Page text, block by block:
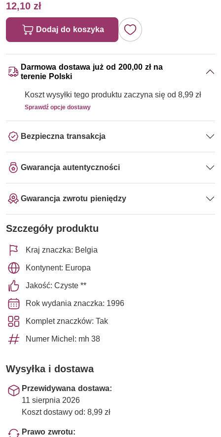
12,10 zł
Dodaj do koszyka
Darmowa dostawa już od 200,00 zł na
terenie Polski
Koszt wysyłki tego produktu zaczyna się od 8,99 zł
Sprawdź opcje dostawy
Bezpieczna transakcja
Gwarancja autentyczności
Gwarancja zwrotu pieniędzy
Szczegóły produktu
Kraj znaczka: Belgia
Kontynent: Europa
Jakość: Czyste **
Rok wydania znaczka: 1996
Komplet znaczków: Tak
Numer Michel: mh 38
Wysyłka i dostawa
Przewidywana dostawa:
11 sierpnia 2026
Koszt dostawy od: 8,99 zł
Prawo zwrotu: